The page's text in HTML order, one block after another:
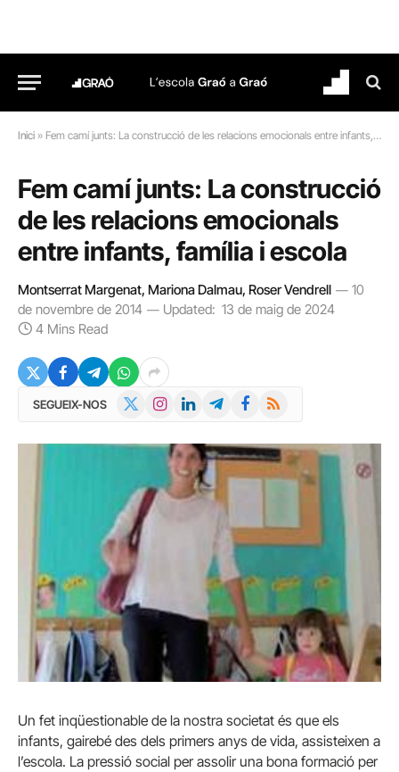
Inici » Fem camí junts: La construcció de les relacions emocionals entre infants, família i escola
Fem camí junts: La construcció
de les relacions emocionals
entre infants, família i escola
Montserrat Margenat, Mariona Dalmau, Roser Vendrell
10
de novembre de 2014
Updated: 13 de maig de 2024
4 Mins Read
SEGUEIX-NOS InstagramLinkedInTelegramFacebook
RSS
Un fet inqüestionable de la nostra societat és que els
infants, gairebé des dels primers anys de vida, assisteixen a
l’escola. La pressió social per assolir una bona formació per